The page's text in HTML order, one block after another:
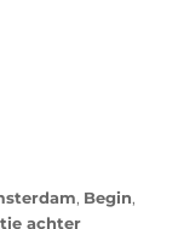
, Begin,
achter